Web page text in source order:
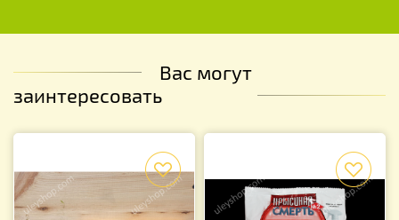
Вас могут
заинтересовать